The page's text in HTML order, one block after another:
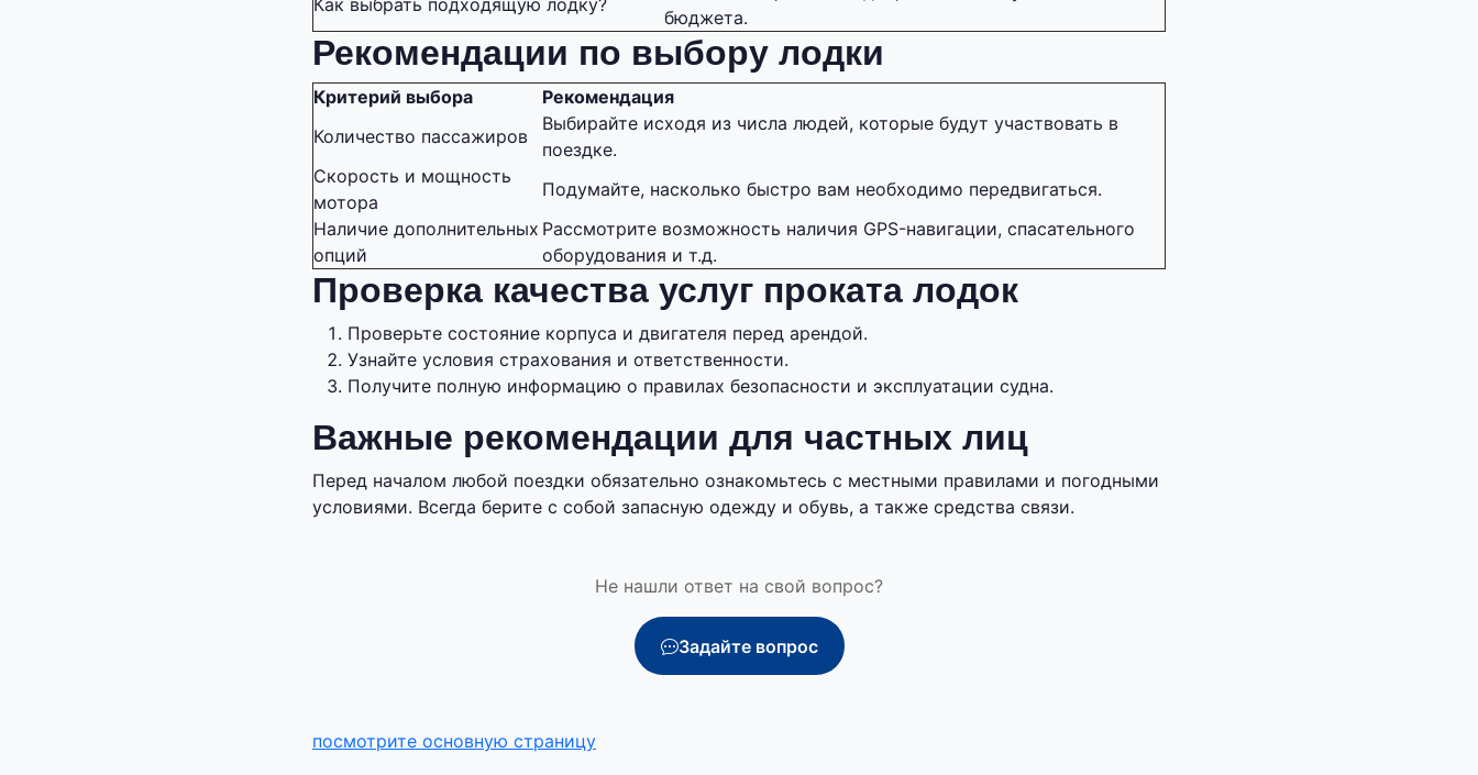
Как выбрать подходящую лодку?
бюджета.
Рекомендации по выбору лодки
Критерий выбора
Рекомендация
Количество пассажиров
Выбирайте исходя из числа людей, которые будут участвовать в
поездке.
Скорость и мощность
мотора
Подумайте, насколько быстро вам необходимо передвигаться.
Наличие дополнительных
опций
Рассмотрите возможность наличия GPS-навигации, спасательного
оборудования и т.д.
Проверка качества услуг проката лодок
Проверьте состояние корпуса и двигателя перед арендой.
Узнайте условия страхования и ответственности.
Получите полную информацию о правилах безопасности и эксплуатации судна.
Важные рекомендации для частных лиц
Перед началом любой поездки обязательно ознакомьтесь с местными правилами и погодными
условиями. Всегда берите с собой запасную одежду и обувь, а также средства связи.
Не нашли ответ на свой вопрос?
Задайте вопрос
посмотрите основную страницу